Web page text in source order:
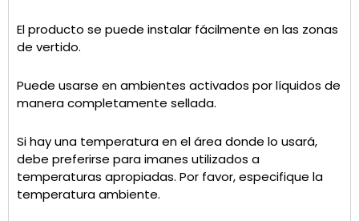
El producto se puede instalar fácilmente en las zonas
de vertido.
Puede usarse en ambientes activados por líquidos de
manera completamente sellada.
Si hay una temperatura en el área donde lo usará,
debe preferirse para imanes utilizados a
temperaturas apropiadas. Por favor, especifique la
temperatura ambiente.